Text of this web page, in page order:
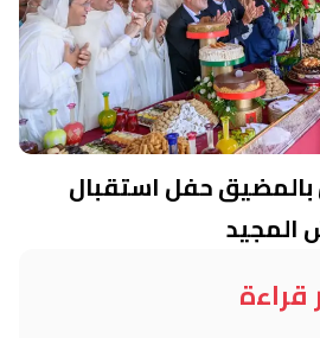
بالمضيق حفل استقبال
المجيد
قراءة